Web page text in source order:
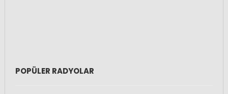
POPÜLER RADYOLAR